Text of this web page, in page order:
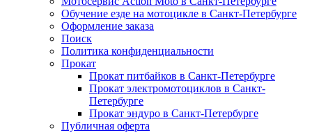
Обучение езде на мотоцикле в Санкт-Петербурге
Оформление заказа
Поиск
Политика конфиденциальности
Прокат
Прокат питбайков в Санкт-Петербурге
Прокат электромотоциклов в Санкт-
Петербурге
Прокат эндуро в Санкт-Петербурге
Публичная оферта